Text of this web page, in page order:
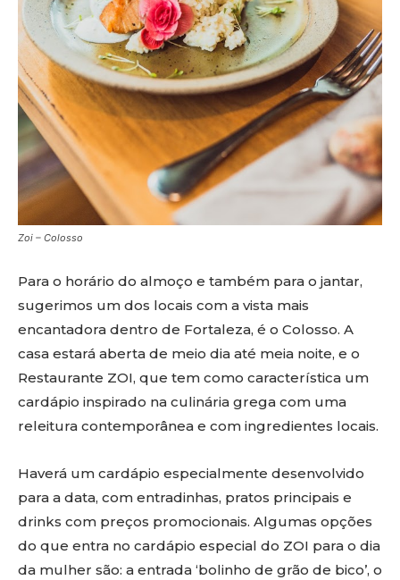
Zoi – Colosso
Para o horário do almoço e também para o jantar,
sugerimos um dos locais com a vista mais
encantadora dentro de Fortaleza, é o Colosso. A
casa estará aberta de meio dia até meia noite, e o
Restaurante ZOI, que tem como característica um
cardápio inspirado na culinária grega com uma
releitura contemporânea e com ingredientes locais.
Haverá um cardápio especialmente desenvolvido
para a data, com entradinhas, pratos principais e
drinks com preços promocionais. Algumas opções
do que entra no cardápio especial do ZOI para o dia
da mulher são: a entrada ‘bolinho de grão de bico’, o